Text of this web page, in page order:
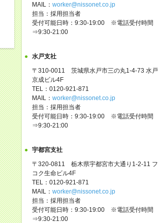
MAIL： worker@nissonet.co.jp
担当：採用担当者
受付可能日時：9:30-19:00 ※電話受付時間
⇒9:30-21:00
水戸支社
〒310-0011 茨城県水戸市三の丸1-4-73 水戸
京成ビル4F
TEL：0120-921-871
MAIL： worker@nissonet.co.jp
担当：採用担当者
受付可能日時：9:30-19:00 ※電話受付時間
⇒9:30-21:00
宇都宮支社
〒320-0811 栃木県宇都宮市大通り1-2-11 フ
コク生命ビル4F
TEL：0120-921-871
MAIL： worker@nissonet.co.jp
担当：採用担当者
受付可能日時：9:30-19:00 ※電話受付時間
⇒9:30-21:00